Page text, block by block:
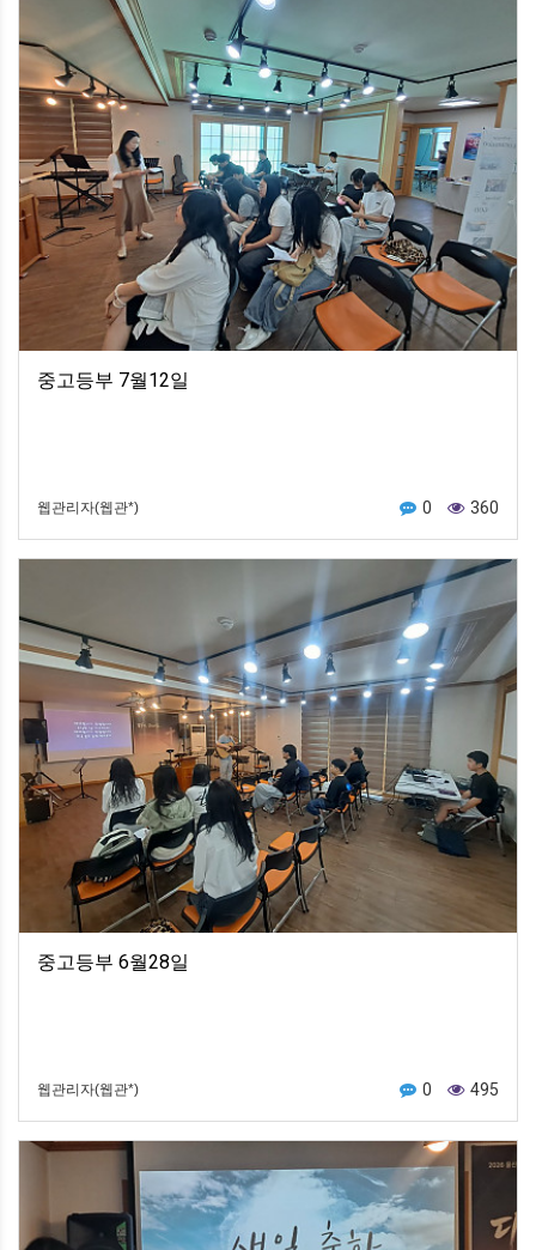
중고등부 7월12일
웹관리자(웹관*) 0 360
중고등부 6월28일
웹관리자(웹관*) 0 495